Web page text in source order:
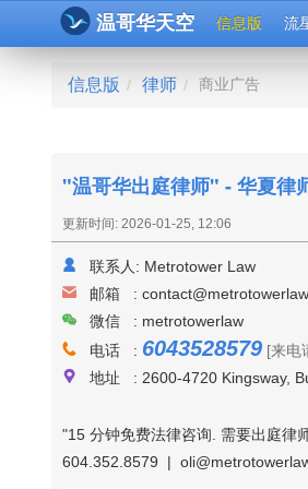
温哥华天空 信息版 流
信息版 / 律师 / 商业广告
"温哥华出庭律师" - 华夏律
更新时间: 2026-01-25, 12:06
联系人: Metrotower Law
邮箱 :
微信 : metrotowerlaw
电话 : 6043528579 [来电
地址 : 2600-4720 Kingsway,
"15 分钟免费法律咨询. 需要出庭律
604.352.8579 |